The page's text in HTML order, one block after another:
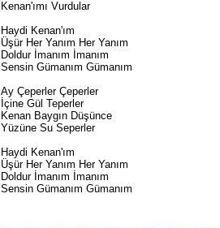
Kenan'ımı Vurdular
Haydi Kenan'ım
Üşür Her Yanım Her Yanım
Doldur İmanım İmanım
Sensin Gümanım Gümanım
Ay Çeperler Çeperler
İçine Gül Teperler
Kenan Baygın Düşünce
Yüzüne Su Seperler
Haydi Kenan'ım
Üşür Her Yanım Her Yanım
Doldur İmanım İmanım
Sensin Gümanım Gümanım